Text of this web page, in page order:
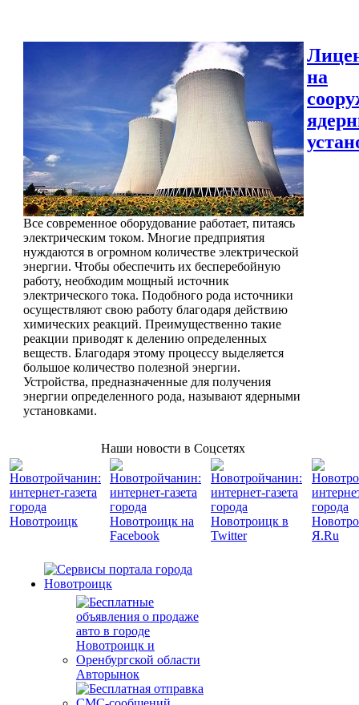
Все современное оборудование работает, питаясь
электрическим током. Многие предприятия
нуждаются в огромном количестве электрической
энергии. Чтобы обеспечить их бесперебойную
работу, необходим мощный источник
электрического тока. Подобного рода источники
осуществляют свою работу благодаря действию
химических реакций. Преимущественно такие
реакции приводят к делению определенных
веществ. Благодаря этому процессу выделяется
большое количество полезной энергии.
Устройства, предназначенные для получения
энергии определенного рода, называют ядерными
установками.
на
Наши новости в Соцсетях
Авторынок